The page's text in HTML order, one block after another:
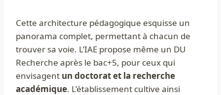
Cette architecture pédagogique esquisse un
panorama complet, permettant à chacun de
trouver sa voie. L’IAE propose même un DU
Recherche après le bac+5, pour ceux qui
envisagent un doctorat et la recherche
académique. L’établissement cultive ainsi